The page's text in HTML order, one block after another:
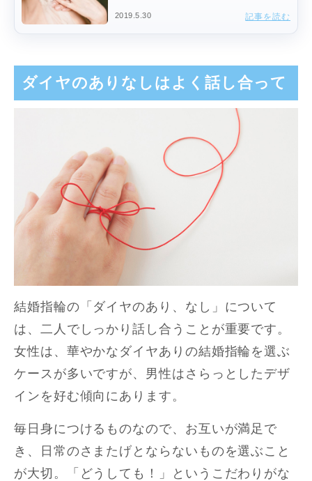
2019.5.30 記事を読む
ダイヤのありなしはよく話し合って
結婚指輪の「ダイヤのあり、なし」について
は、二人でしっかり話し合うことが重要です。
女性は、華やかなダイヤありの結婚指輪を選ぶ
ケースが多いですが、男性はさらっとしたデザ
インを好む傾向にあります。
毎日身につけるものなので、お互いが満足で
き、日常のさまたげとならないものを選ぶこと
が大切。「どうしても！」というこだわりがな